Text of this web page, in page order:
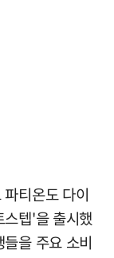
티온도 다이
텝'을 출시했
을 주요 소비